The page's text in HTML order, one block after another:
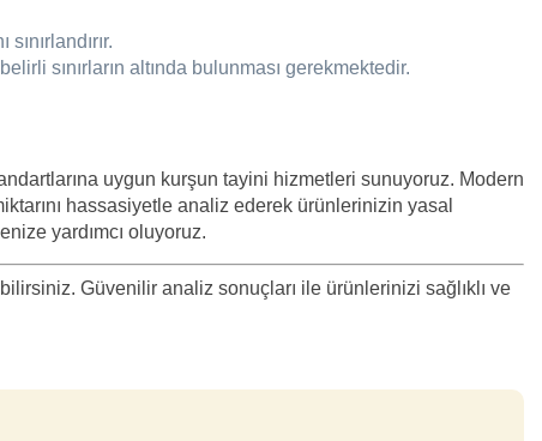
sınırların altında bulunması gerekmektedir.
uygun kurşun tayini hizmetleri sunuyoruz. Modern
hassasiyetle analiz ederek ürünlerinizin yasal
yardımcı oluyoruz.
Güvenilir analiz sonuçları ile ürünlerinizi sağlıklı ve